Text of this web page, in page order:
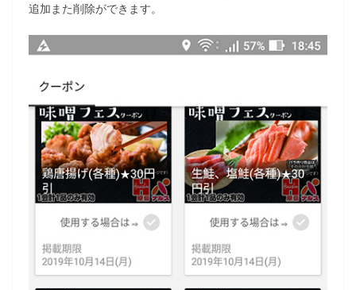
追加また削除ができます。